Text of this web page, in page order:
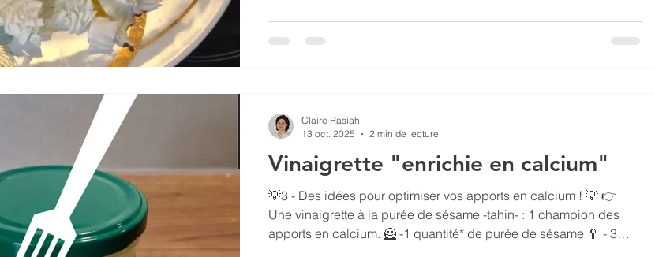
Vinaigrette "enrichie en calcium"
💡3 - Des idées pour optimiser vos apports en calcium ! 💡 👉
Une vinaigrette à la purée de sésame -tahin- : 1 champion des
apports en calcium. 🦸 -1 quantité* de purée de sésame 🥄 - 3
Claire Rasiah
13 oct. 2025
2 min de lecture